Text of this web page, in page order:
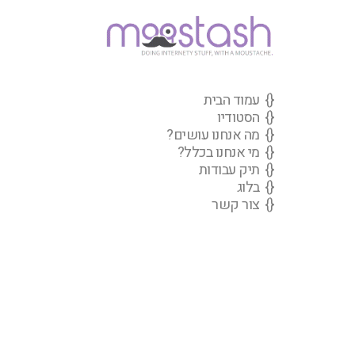
{ עמוד הבית }
{ הסטודיו }
{ מה אנחנו עושים? }
{ מי אנחנו בכלל? }
{ תיק עבודות }
{ בלוג }
{ צור קשר }